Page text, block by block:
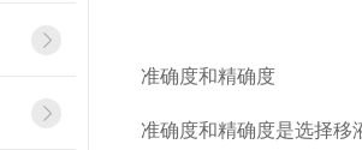
准确度和精确度
准确度和精确度是选择移